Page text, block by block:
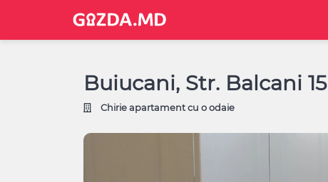
Buiucani, Str. Balcani 15
Chirie apartament cu o odaie